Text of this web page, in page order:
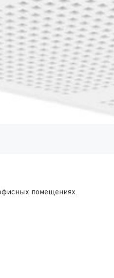
помещениях.